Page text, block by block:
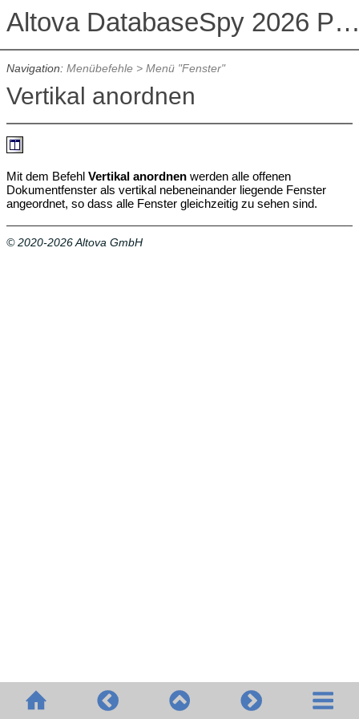
Altova DatabaseSpy 2026
Navigation: Menübefehle> Menü "Fenster"
Vertikal anordnen
Mit dem Befehl Vertikal anordnenwerden alle offenen
Dokumentfenster als vertikal nebeneinander liegende Fenster
angeordnet, so dass alle Fenster gleichzeitig zu sehen sind.
© 2020-2026 Altova GmbH